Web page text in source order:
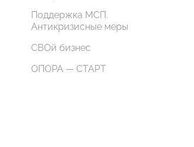
Поддержка МСП.
Антикризисные меры
СВОй бизнес
ОПОРА — СТАРТ